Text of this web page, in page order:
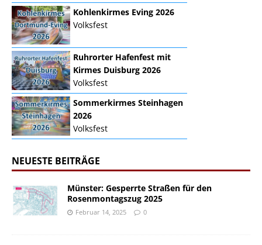
Kohlenkirmes Eving 2026
Volksfest
Ruhrorter Hafenfest mit
Kirmes Duisburg 2026
Volksfest
Sommerkirmes Steinhagen
2026
Volksfest
NEUESTE BEITRÄGE
Münster: Gesperrte Straßen für den
Rosenmontagszug 2025
Februar 14, 2025 0